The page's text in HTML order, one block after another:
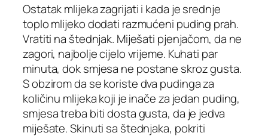
Ostatak mlijeka zagrijati i kada je srednje
toplo mlijeko dodati razmućeni puding prah.
Vratiti na štednjak. Miješati pjenjačom, da ne
zagori, najbolje cijelo vrijeme. Kuhati par
minuta, dok smjesa ne postane skroz gusta.
S obzirom da se koriste dva pudinga za
količinu mlijeka koji je inače za jedan puding,
smjesa treba biti dosta gusta, da je jedva
miješate. Skinuti sa štednjaka, pokriti